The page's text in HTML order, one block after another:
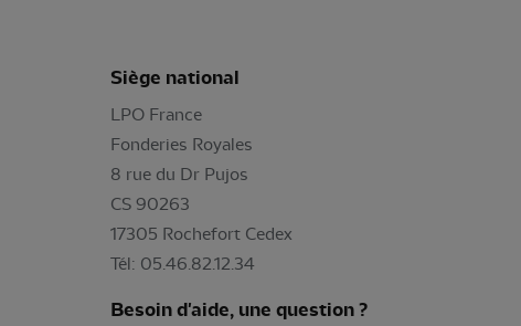
Siège national
LPO France
Fonderies Royales
8 rue du Dr Pujos
CS 90263
17305 Rochefort Cedex
Tél: 05.46.82.12.34
Besoin d'aide, une question ?